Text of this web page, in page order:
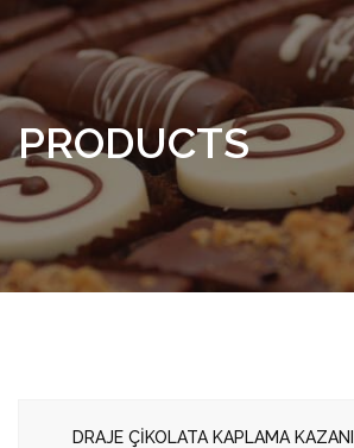
PRODUCTS
DRAJE ÇİKOLATA KAPLAMA KAZANI